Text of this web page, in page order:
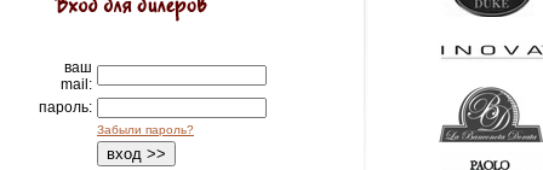
ваш
mail:
пароль:
Забыли пароль?